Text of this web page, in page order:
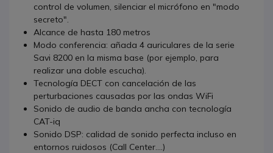
control de volumen, silenciar el micrófono en "modo
secreto".
Alcance de hasta 180 metros
Modo conferencia: añada 4 auriculares de la serie
Savi 8200 en la misma base (por ejemplo, para
realizar una doble escucha).
Tecnología DECT con cancelación de las
perturbaciones causadas por las ondas WiFi
Sonido de audio de banda ancha con tecnología
CAT-iq
Sonido DSP: calidad de sonido perfecta incluso en
entornos ruidosos (Call Center....)